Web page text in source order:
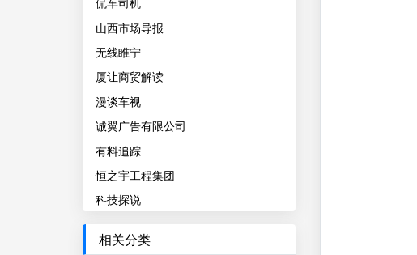
山西市场导报
无线睢宁
厦让商贸解读
漫谈车视
诚翼广告有限公司
有料追踪
恒之宇工程集团
科技探说
相关分类